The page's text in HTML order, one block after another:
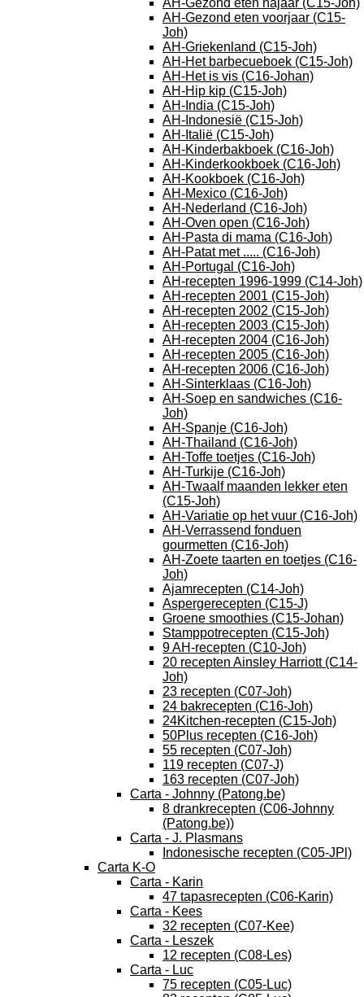
AH-Gezond eten najaar (C15-Joh)
AH-Gezond eten voorjaar (C15-
Joh)
AH-Griekenland (C15-Joh)
AH-Het barbecueboek (C15-Joh)
AH-Het is vis (C16-Johan)
AH-Hip kip (C15-Joh)
AH-India (C15-Joh)
AH-Indonesië (C15-Joh)
AH-Italië (C15-Joh)
AH-Kinderbakboek (C16-Joh)
AH-Kinderkookboek (C16-Joh)
AH-Kookboek (C16-Joh)
AH-Mexico (C16-Joh)
AH-Nederland (C16-Joh)
AH-Oven open (C16-Joh)
AH-Pasta di mama (C16-Joh)
AH-Patat met ..... (C16-Joh)
AH-Portugal (C16-Joh)
AH-recepten 1996-1999 (C14-Joh)
AH-recepten 2001 (C15-Joh)
AH-recepten 2002 (C15-Joh)
AH-recepten 2003 (C15-Joh)
AH-recepten 2004 (C16-Joh)
AH-recepten 2005 (C16-Joh)
AH-recepten 2006 (C16-Joh)
AH-Sinterklaas (C16-Joh)
AH-Soep en sandwiches (C16-
Joh)
AH-Spanje (C16-Joh)
AH-Thailand (C16-Joh)
AH-Toffe toetjes (C16-Joh)
AH-Turkije (C16-Joh)
AH-Twaalf maanden lekker eten
(C15-Joh)
AH-Variatie op het vuur (C16-Joh)
AH-Verrassend fonduen
gourmetten (C16-Joh)
AH-Zoete taarten en toetjes (C16-
Joh)
Ajamrecepten (C14-Joh)
Aspergerecepten (C15-J)
Groene smoothies (C15-Johan)
Stamppotrecepten (C15-Joh)
9 AH-recepten (C10-Joh)
20 recepten Ainsley Harriott (C14-
Joh)
23 recepten (C07-Joh)
24 bakrecepten (C16-Joh)
24Kitchen-recepten (C15-Joh)
50Plus recepten (C16-Joh)
55 recepten (C07-Joh)
119 recepten (C07-J)
163 recepten (C07-Joh)
Carta - Johnny (Patong.be)
8 drankrecepten (C06-Johnny
(Patong.be))
Carta - J. Plasmans
Indonesische recepten (C05-JPl)
Carta K-O
Carta - Karin
47 tapasrecepten (C06-Karin)
Carta - Kees
32 recepten (C07-Kee)
Carta - Leszek
12 recepten (C08-Les)
Carta - Luc
75 recepten (C05-Luc)